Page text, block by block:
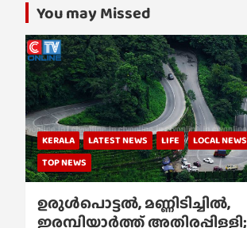
You may Missed
KERALA LATEST NEWS LIFE
LOCAL NEWS
TOP NEWS
ഉരുൾപൊട്ടൽ, മണ്ണിടിച്ചിൽ,
ഇരമ്പിയാര്‍ത്ത് അതിരപ്പിള്ളി;